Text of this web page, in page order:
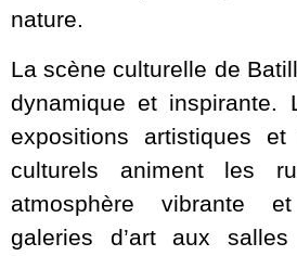
nature.
La scène culturelle de
dynamique et inspirante.
expositions artistiques
culturels animent les
atmosphère vibrante
galeries d’art aux